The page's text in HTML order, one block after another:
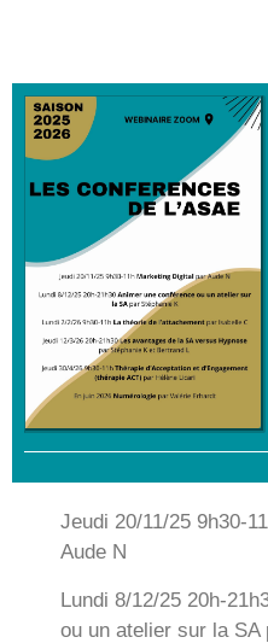
Jeudi 20/11/25 9h30-
Aude N
Lundi 8/12/25 20h-
ou un atelier sur la SA